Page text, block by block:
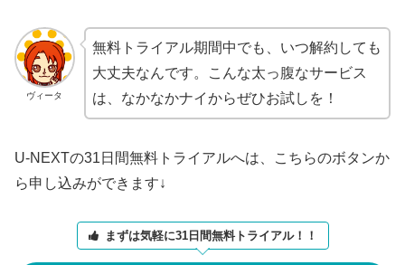
ヴィータ
無料トライアル期間中でも、いつ解約しても
大丈夫なんです。こんな太っ腹なサービス
は、なかなかナイからぜひお試しを！
U-NEXTの31日間無料トライアルへは、こちらのボタンか
ら申し込みができます↓
まずは気軽に31日間無料トライアル！！